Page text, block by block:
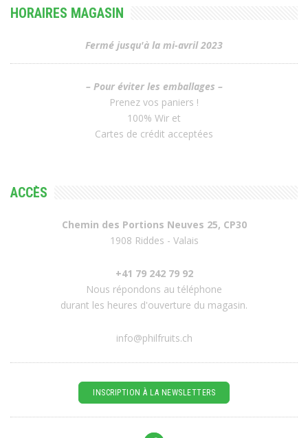
HORAIRES MAGASIN
Fermé jusqu'à la mi-avril 2023
– Pour éviter les emballages –
Prenez vos paniers !
100% Wir et
Cartes de crédit acceptées
ACCÈS
Chemin des Portions Neuves 25, CP30
1908 Riddes - Valais
+41 79 242 79 92
Nous répondons au téléphone
durant les heures d'ouverture du magasin.
info@philfruits.ch
INSCRIPTION À LA NEWSLETTERS